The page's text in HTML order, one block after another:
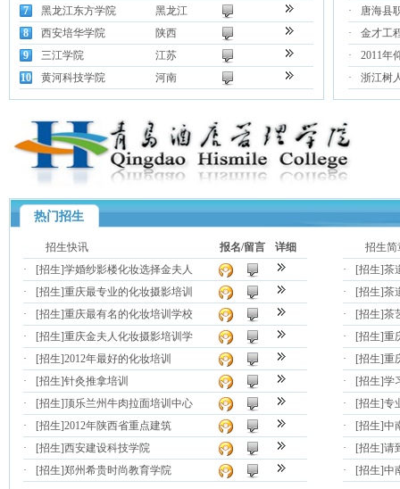
7
黑龙江东方学院
黑龙江
8
西安培华学院
陕西
9
三江学院
江苏
10
黄河科技学院 河南
·
唐海县
·
金才工
·
2011年
·
浙江树
热门招生
招生快讯 报名/留言
详细
·
[招生]学婚纱影楼化妆选择金夫人
·
[招生]重庆最专业的化妆摄影培训
·
[招生]重庆最有名的化妆培训学校
·
[招生]重庆金夫人化妆摄影培训学
·
[招生]2012年最好的化妆培训
·
[招生]针灸推拿培训
·
[招生]顶乐兰州牛肉拉面培训中心
·
[招生]2012年陕西省重点建筑
·
[招生]西安建设科技学院
·
[招生]郑州希贵时尚教育学院
招生简
·
[招生]茶
·
[招生]茶
·
[招生]茶
·
[招生]重
·
[招生]重
·
[招生]学
·
[招生]专
·
[招生]中
·
[招生]请
·
[招生]中